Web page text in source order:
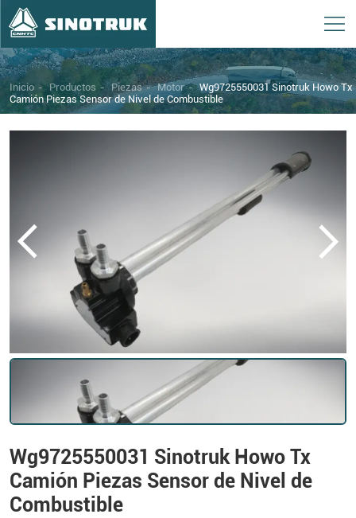
Inicio - Productos - Piezas - Motor - Wg9725550031 Sinotruk Howo Tx
Camión Piezas Sensor de Nivel de Combustible
Wg9725550031 Sinotruk Howo Tx
Camión Piezas Sensor de Nivel de
Combustible